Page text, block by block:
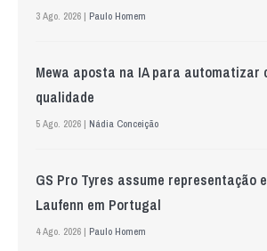
3 Ago. 2026 | Paulo Homem
Mewa aposta na IA para automatizar
qualidade
5 Ago. 2026 | Nádia Conceição
GS Pro Tyres assume representação
Laufenn em Portugal
4 Ago. 2026 | Paulo Homem